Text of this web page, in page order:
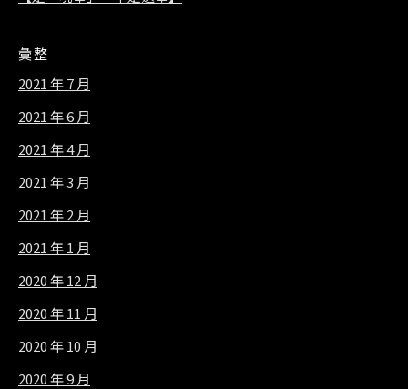
彙整
2021 年 7 月
2021 年 6 月
2021 年 4 月
2021 年 3 月
2021 年 2 月
2021 年 1 月
2020 年 12 月
2020 年 11 月
2020 年 10 月
2020 年 9 月